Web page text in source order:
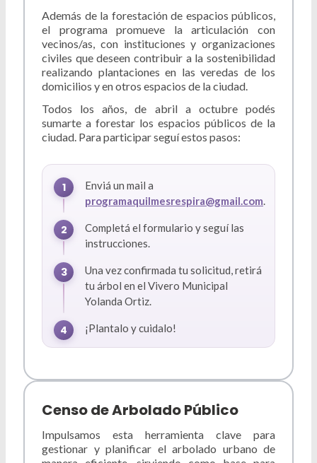
Además de la forestación de espacios públicos,
el programa promueve la articulación con
vecinos/as, con instituciones y organizaciones
civiles que deseen contribuir a la sostenibilidad
realizando plantaciones en las veredas de los
domicilios y en otros espacios de la ciudad.
Todos los años, de abril a octubre podés
sumarte a forestar los espacios públicos de la
ciudad. Para participar seguí estos pasos:
Enviá un mail a
programaquilmesrespira@gmail.com.
Completá el formulario y seguí las
instrucciones.
Una vez confirmada tu solicitud, retirá
tu árbol en el Vivero Municipal
Yolanda Ortiz.
¡Plantalo y cuidalo!
Censo de Arbolado Público
Impulsamos esta herramienta clave para
gestionar y planificar el arbolado urbano de